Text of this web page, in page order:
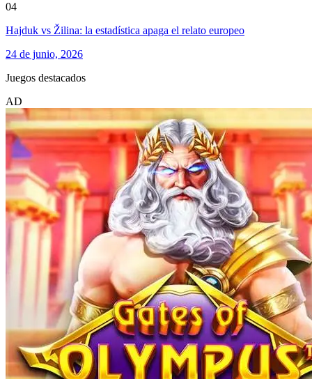
04
Hajduk vs Žilina: la estadística apaga el relato europeo
24 de junio, 2026
Juegos destacados
AD